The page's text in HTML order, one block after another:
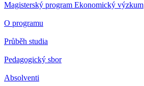
Magisterský program Ekonomický výzkum
O programu
Průběh studia
Pedagogický sbor
Absolventi